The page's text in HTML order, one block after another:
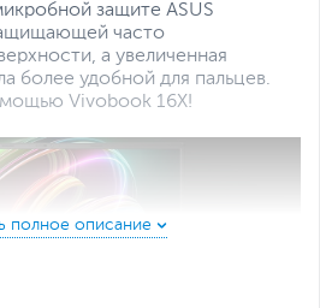
защите ASUS
часто
а увеличенная
более удобной для пальцев.
Vivobook 16X!